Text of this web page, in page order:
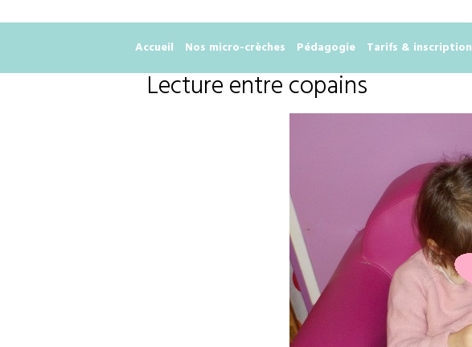
Accueil Nos micro-crèches Pédagogie Tarifs & inscription
Lecture entre copains